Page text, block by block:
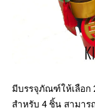
มีบรรจุภัณฑ์ให้เลือก
สำหรับ 4 ชิ้น สามา